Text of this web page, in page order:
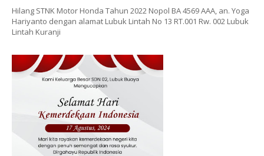
Hilang STNK Motor Honda Tahun 2022 Nopol BA 4569 AAA, an. Yoga
Hariyanto dengan alamat Lubuk Lintah No 13 RT.001 Rw. 002 Lubuk
Lintah Kuranji